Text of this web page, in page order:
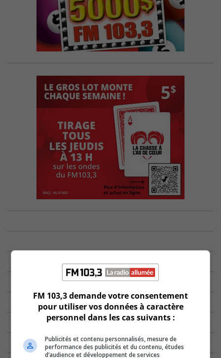
FM 103,3 demande votre consentement
pour utiliser vos données à caractère
personnel dans les cas suivants :
Publicités et contenu personnalisés, mesure de
performance des publicités et du contenu, études
d’audience et développement de services